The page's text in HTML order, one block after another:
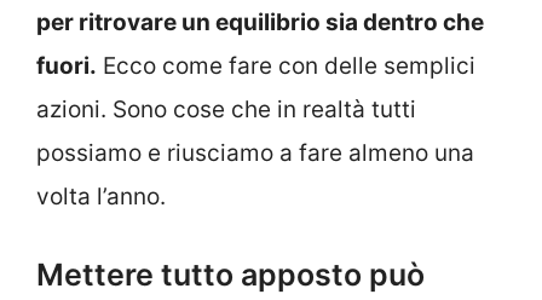
per ritrovare un equilibrio sia dentro che
fuori. Ecco come fare con delle semplici
azioni. Sono cose che in realtà tutti
possiamo e riusciamo a fare almeno una
volta l’anno.
Mettere tutto apposto può